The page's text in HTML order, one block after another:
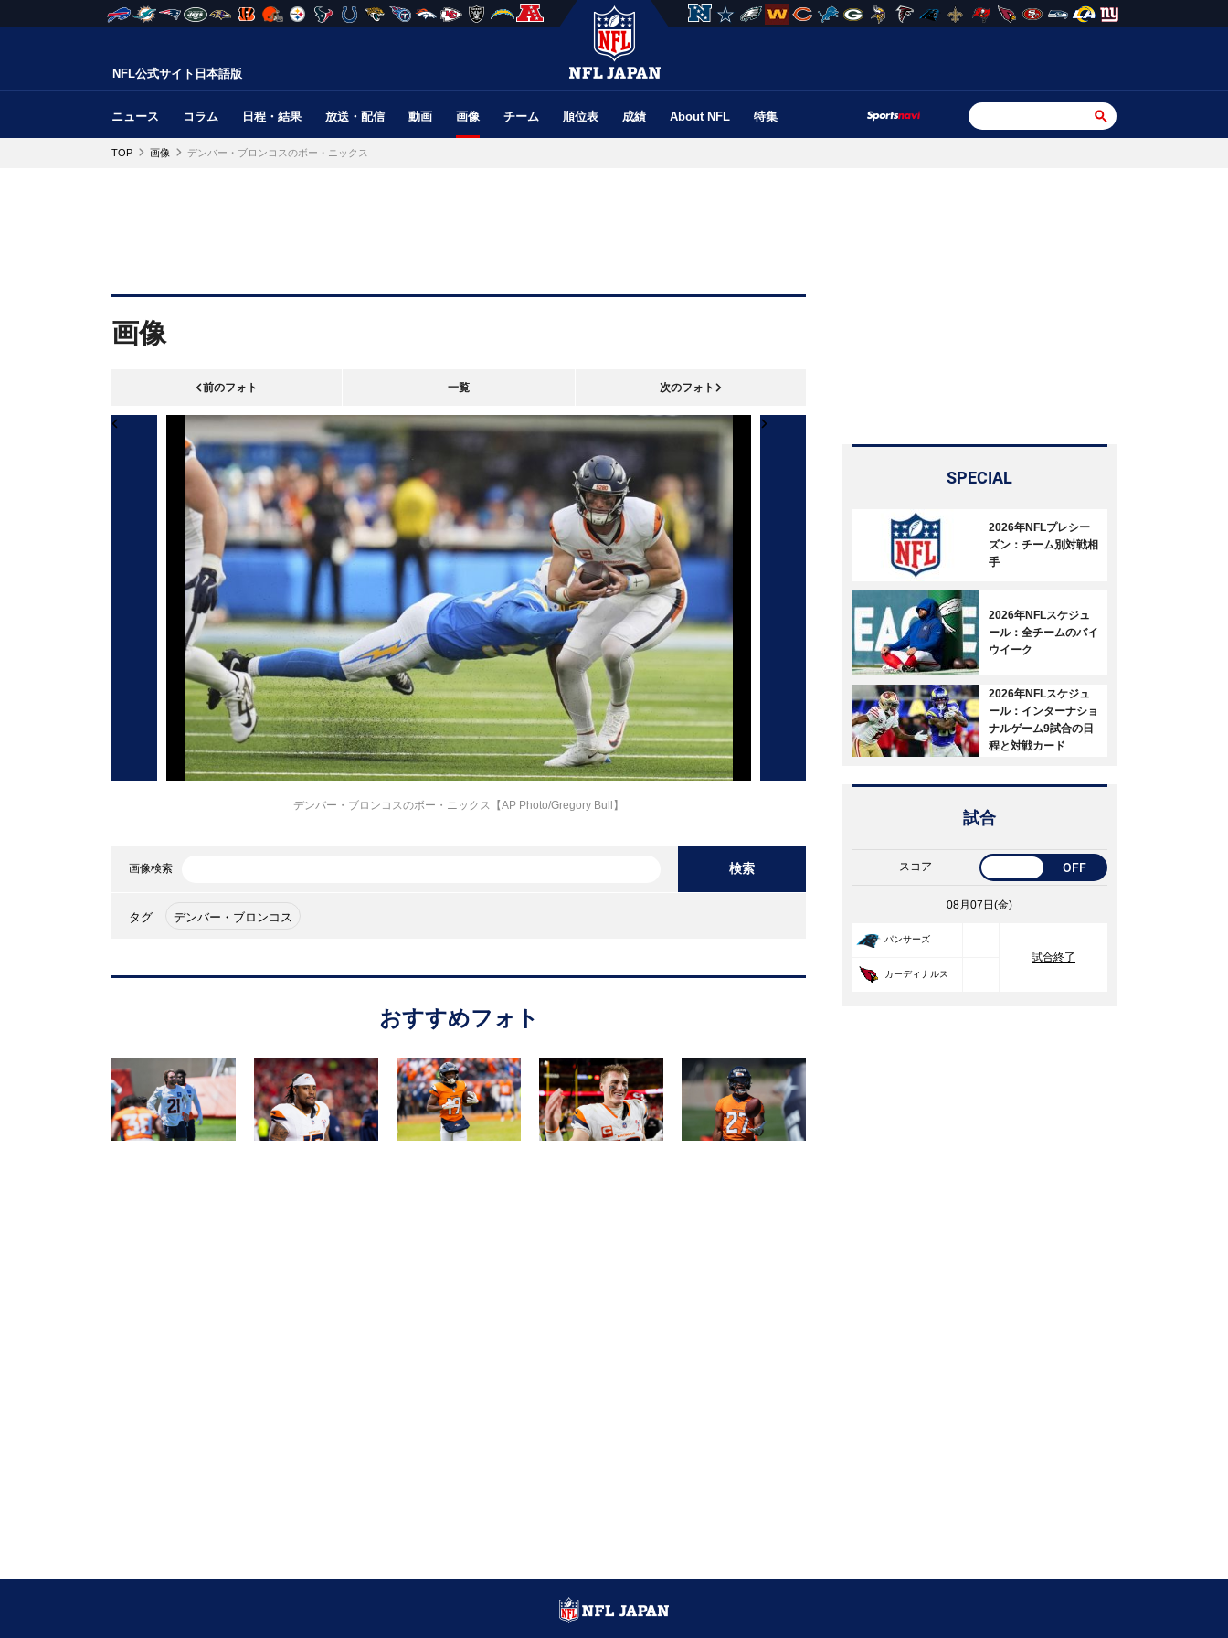
NFL公式サイト日本語版
ニュース コラム 日程・結果 放送・配信 動画 画像 チーム 順位表 成績 About NFL 特集
TOP 画像 デンバー・ブロンコスのボー・ニックス
画像
前のフォト 一覧 次のフォト
デンバー・ブロンコスのボー・ニックス【AP Photo/Gregory Bull】
画像検索 検索
タグ デンバー・ブロンコス
おすすめフォト
SPECIAL
2026年NFLプレシー
ズン：チーム別対戦相
手
2026年NFLスケジュ
ール：全チームのバイ
ウイーク
2026年NFLスケジュ
ール：インターナショ
ナルゲーム9試合の日
程と対戦カード
試合
スコア OFF
08月07日(金)
パンサーズ
試合終了
カーディナルス